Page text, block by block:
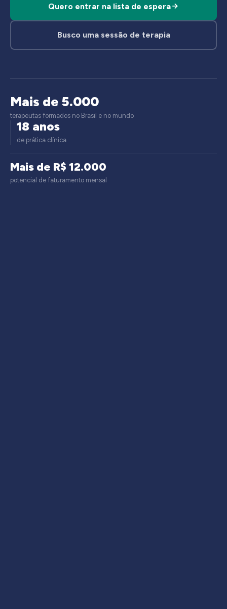
Quero entrar na lista de espera
Busco uma sessão de terapia
Mais de 5.000
terapeutas formados no Brasil e no mundo
18 anos
de prática clínica
Mais de R$ 12.000
potencial de faturamento mensal